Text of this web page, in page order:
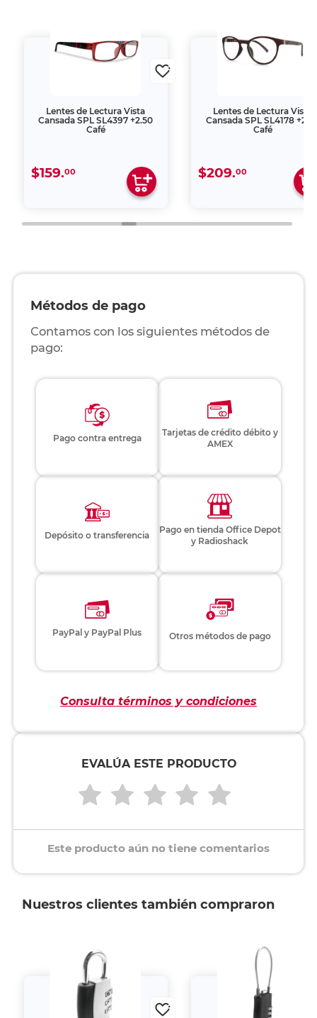
Lentes de Lectura Vista
Cansada SPL SL4397 +2.50
Café
$159.00
Lentes de Lectura Vista
Cansada SPL SL4178
Café
$209.00
Métodos de pago
Contamos con los siguientes métodos de
pago:
Pago contra entrega
Tarjetas de crédito débito y
AMEX
Depósito o transferencia
Pago en tienda Office Depot
y Radioshack
PayPal y PayPal Plus Otros métodos de pago
Consulta términos y condiciones
EVALÚA ESTE PRODUCTO
Este producto aún no tiene comentarios
Nuestros clientes también compraron